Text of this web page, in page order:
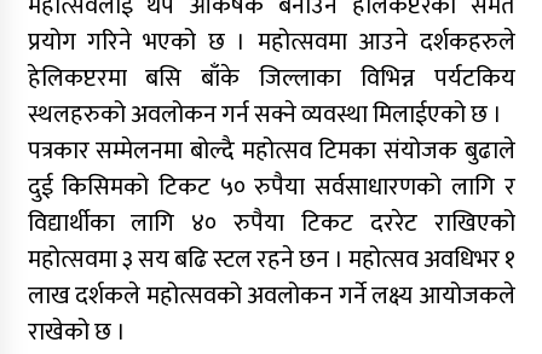
प्रयोग गरिने भएको छ । महोत्सवमा आउने दर्शकहरुले
हेलिकप्टरमा बसि बाँके जिल्लाका विभिन्न पर्यटकिय
स्थलहरुको अवलोकन गर्न सक्ने व्यवस्था मिलाईएको छ ।
पत्रकार सम्मेलनमा बोल्दै महोत्सव टिमका संयोजक बुढाले
दुई किसिमको टिकट ५० रुपैया सर्वसाधारणको लागि र
विद्यार्थीका लागि ४० रुपैया टिकट दररेट राखिएको
महोत्सवमा ३ सय बढि स्टल रहने छन । महोत्सव अवधिभर १
लाख दर्शकले महोत्सवको अवलोकन गर्ने लक्ष्य आयोजकले
राखेको छ ।